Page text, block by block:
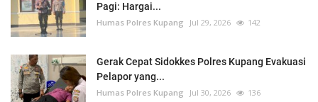
Pagi: Hargai...
Humas Polres Kupang Jul 29, 2026 142
Gerak Cepat Sidokkes Polres Kupang Evakuasi
Pelapor yang...
Humas Polres Kupang Jul 30, 2026 136